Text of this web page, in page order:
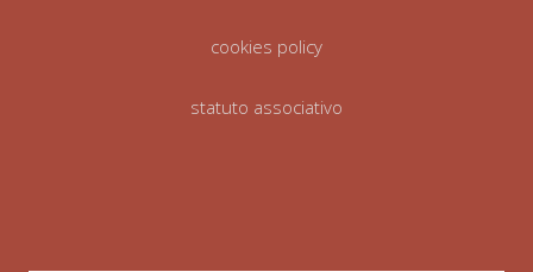
cookies policy
statuto associativo